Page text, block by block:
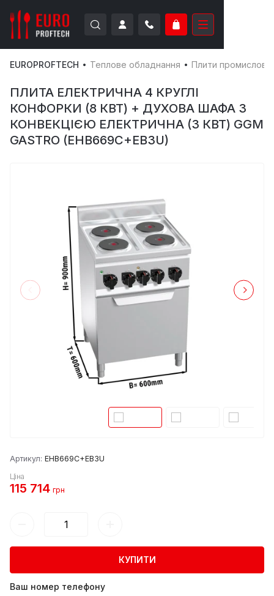
EUROPROFTECH Теплове обладнання Плити промислові
ПЛИТА ЕЛЕКТРИЧНА 4 КРУГЛІ
КОНФОРКИ (8 КВТ) + ДУХОВА ШАФА З
КОНВЕКЦІЄЮ ЕЛЕКТРИЧНА (3 КВТ) GGM
GASTRO (EHB669C+EB3U)
Артикул: EHB669C+EB3U
Ціна
115 714 грн
КУПИТИ
Ваш номер телефону